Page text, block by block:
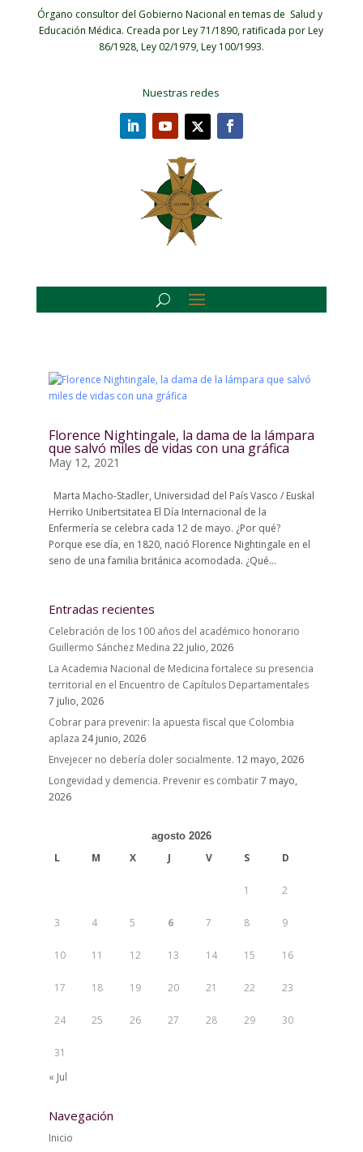
Órgano consultor del Gobierno Nacional en temas de Salud y
Educación Médica. Creada por Ley 71/1890, ratificada por Ley
86/1928, Ley 02/1979, Ley 100/1993.
Nuestras redes
Florence Nightingale, la dama de la lámpara
que salvó miles de vidas con una gráfica
May 12, 2021
Marta Macho-Stadler, Universidad del País Vasco / Euskal
Herriko Unibertsitatea El Día Internacional de la
Enfermería se celebra cada 12 de mayo. ¿Por qué?
Porque ese día, en 1820, nació Florence Nightingale en el
seno de una familia británica acomodada. ¿Qué...
Entradas recientes
Celebración de los 100 años del académico honorario
Guillermo Sánchez Medina 22 julio, 2026
La Academia Nacional de Medicina fortalece su presencia
territorial en el Encuentro de Capítulos Departamentales
7 julio, 2026
Cobrar para prevenir: la apuesta fiscal que Colombia
aplaza 24 junio, 2026
Envejecer no debería doler socialmente. 12 mayo, 2026
Longevidad y demencia. Prevenir es combatir7 mayo,
2026
agosto 2026
L M X J V S D
1 2
3 4 5 6 7 8 9
10 11 12 13 14 15 16
17 18 19 20 21 22 23
24 25 26 27 28 29 30
31
« Jul
Navegación
Inicio